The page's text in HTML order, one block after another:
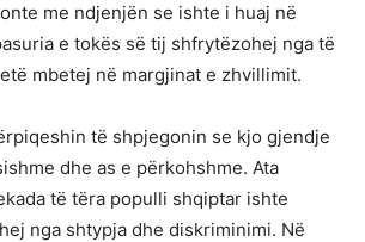
me ndjenjën se ishte i huaj në
e tokës së tij shfrytëzohej nga të
mbetej në margjinat e zhvillimit.
të shpjegonin se kjo gjendje
dhe as e përkohshme. Ata
të tëra populli shqiptar ishte
nga shtypja dhe diskriminimi. Në